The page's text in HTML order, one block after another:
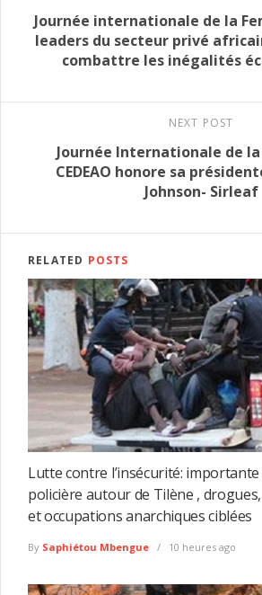
Journée internationale de la
leaders du secteur privé
combattre les inégalités
NEXT POST
Journée Internationale de la
CEDEAO honore sa
Johnson- Sirleaf
RELATED POSTS
Lutte contre l’insécurité:
policière autour de Tilène ,
et occupations anarchiques ciblées
By Saphiétou Mbengue 10 heures ago